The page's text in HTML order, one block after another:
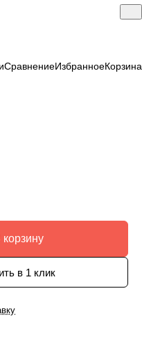
СравнениеИзбранноеКорзина
корзину
в 1 клик